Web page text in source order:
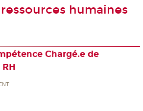
humaines
Chargé.e de